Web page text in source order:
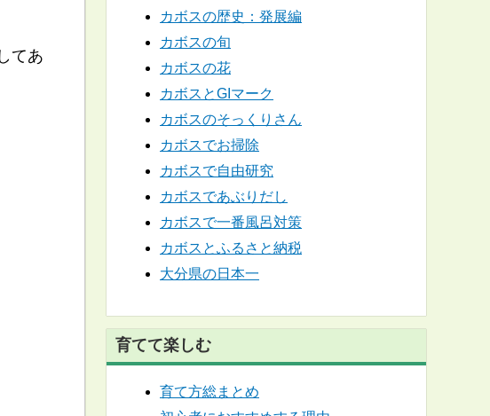
てあ
カボスの歴史：発展編
カボスの旬
カボスの花
カボスとGIマーク
カボスのそっくりさん
カボスでお掃除
カボスで自由研究
カボスであぶりだし
カボスで一番風呂対策
カボスとふるさと納税
大分県の日本一
育てて楽しむ
育て方総まとめ